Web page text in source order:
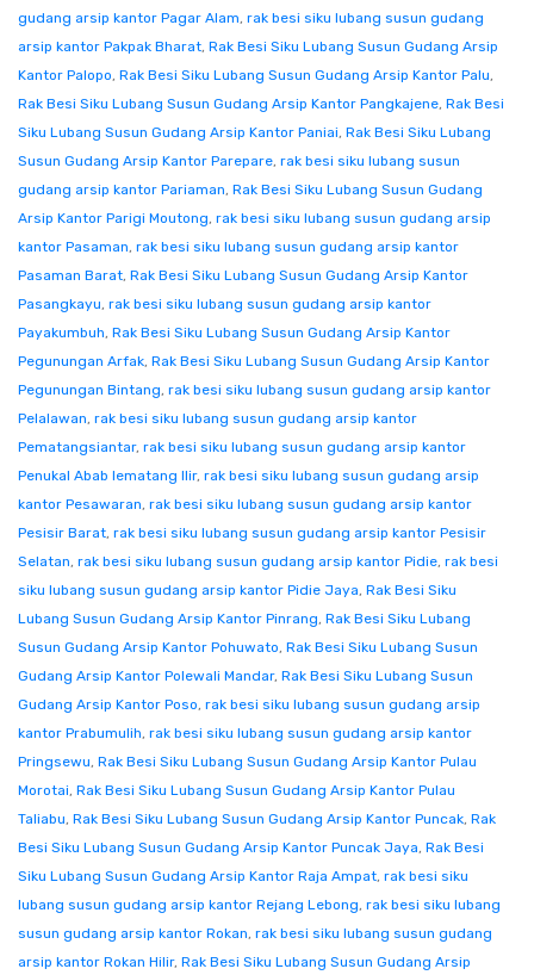
gudang arsip kantor Pagar Alam, rak besi siku lubang susun gudang
arsip kantor Pakpak Bharat, Rak Besi Siku Lubang Susun Gudang Arsip
Kantor Palopo, Rak Besi Siku Lubang Susun Gudang Arsip Kantor Palu,
Rak Besi Siku Lubang Susun Gudang Arsip Kantor Pangkajene, Rak Besi
Siku Lubang Susun Gudang Arsip Kantor Paniai, Rak Besi Siku Lubang
Susun Gudang Arsip Kantor Parepare, rak besi siku lubang susun
gudang arsip kantor Pariaman, Rak Besi Siku Lubang Susun Gudang
Arsip Kantor Parigi Moutong, rak besi siku lubang susun gudang arsip
kantor Pasaman, rak besi siku lubang susun gudang arsip kantor
Pasaman Barat, Rak Besi Siku Lubang Susun Gudang Arsip Kantor
Pasangkayu, rak besi siku lubang susun gudang arsip kantor
Payakumbuh, Rak Besi Siku Lubang Susun Gudang Arsip Kantor
Pegunungan Arfak, Rak Besi Siku Lubang Susun Gudang Arsip Kantor
Pegunungan Bintang, rak besi siku lubang susun gudang arsip kantor
Pelalawan, rak besi siku lubang susun gudang arsip kantor
Pematangsiantar, rak besi siku lubang susun gudang arsip kantor
Penukal Abab lematang Ilir, rak besi siku lubang susun gudang arsip
kantor Pesawaran, rak besi siku lubang susun gudang arsip kantor
Pesisir Barat, rak besi siku lubang susun gudang arsip kantor Pesisir
Selatan, rak besi siku lubang susun gudang arsip kantor Pidie, rak besi
siku lubang susun gudang arsip kantor Pidie Jaya, Rak Besi Siku
Lubang Susun Gudang Arsip Kantor Pinrang, Rak Besi Siku Lubang
Susun Gudang Arsip Kantor Pohuwato, Rak Besi Siku Lubang Susun
Gudang Arsip Kantor Polewali Mandar, Rak Besi Siku Lubang Susun
Gudang Arsip Kantor Poso, rak besi siku lubang susun gudang arsip
kantor Prabumulih, rak besi siku lubang susun gudang arsip kantor
Pringsewu, Rak Besi Siku Lubang Susun Gudang Arsip Kantor Pulau
Morotai, Rak Besi Siku Lubang Susun Gudang Arsip Kantor Pulau
Taliabu, Rak Besi Siku Lubang Susun Gudang Arsip Kantor Puncak, Rak
Besi Siku Lubang Susun Gudang Arsip Kantor Puncak Jaya, Rak Besi
Siku Lubang Susun Gudang Arsip Kantor Raja Ampat, rak besi siku
lubang susun gudang arsip kantor Rejang Lebong, rak besi siku lubang
susun gudang arsip kantor Rokan, rak besi siku lubang susun gudang
arsip kantor Rokan Hilir, Rak Besi Siku Lubang Susun Gudang Arsip